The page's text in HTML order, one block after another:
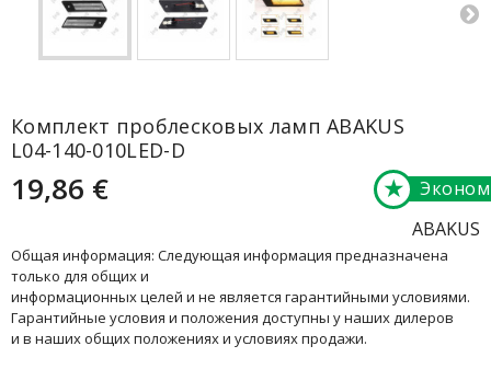
Комплект проблесковых ламп ABAKUS
L04-140-010LED-D
19,86 € Эконом
★
ABAKUS
Общая информация: Следующая информация предназначена
только для общих и
информационных целей и не является гарантийными условиями.
Гарантийные условия и положения доступны у наших дилеров
и в наших общих положениях и условиях продажи.